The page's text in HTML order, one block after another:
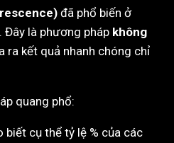
đã phổ biến ở
Đây là phương pháp không
ra kết quả nhanh chóng chỉ
quang phổ:
biết cụ thể tỷ lệ % của các